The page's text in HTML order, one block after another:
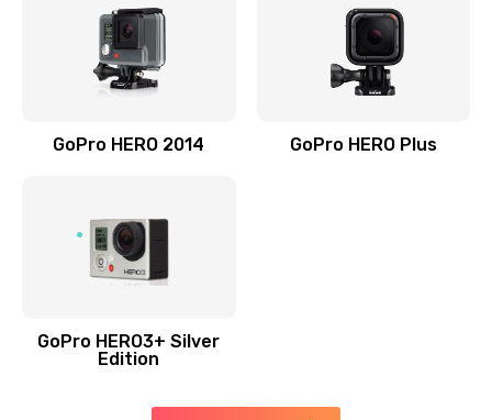
GoPro HERO 2014 GoPro HERO Plus
GoPro HERO3+ Silver
Edition